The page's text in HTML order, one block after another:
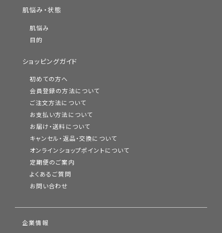
肌悩み・状態
肌悩み
目的
ショッピングガイド
初めての方へ
会員登録の方法について
ご注文方法について
お支払い方法について
お届け・送料について
キャンセル・返品・交換について
オンラインショップポイントについて
定期便のご案内
よくあるご質問
お問い合わせ
企業情報